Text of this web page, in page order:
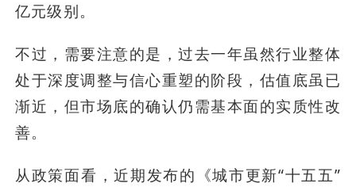
亿元级别。
不过，需要注意的是，过去一年虽然行业整体
处于深度调整与信心重塑的阶段，估值底虽已
渐近，但市场底的确认仍需基本面的实质性改
善。
从政策面看，近期发布的《城市更新“十五五”